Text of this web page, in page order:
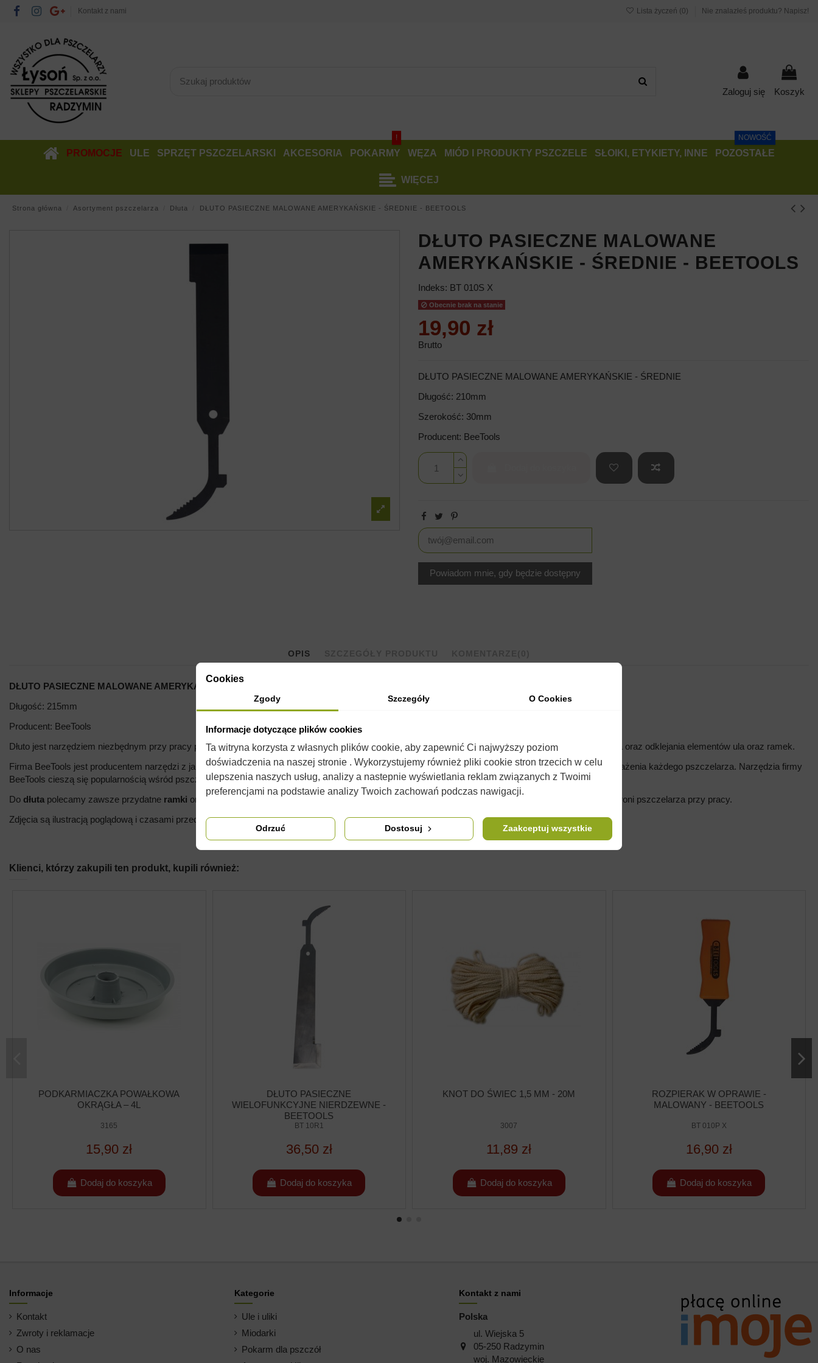
Kontakt z nami Lista życzeń (0) Nie znalazłeś produktu? Napisz!
Zaloguj się Koszyk
PROMOCJE ULE SPRZĘT PSZCZELARSKI AKCESORIA POKARMY
!
WĘZA MIÓD I PRODUKTY PSZCZELE SŁOIKI, ETYKIETY, INNE POZOSTAŁE
NOWOŚĆ
WIĘCEJ
Strona główna Asortyment pszczelarza Dłuta DŁUTO PASIECZNE MALOWANE AMERYKAŃSKIE - ŚREDNIE - BEETOOLS
DŁUTO PASIECZNE MALOWANE
AMERYKAŃSKIE - ŚREDNIE - BEETOOLS
Indeks: BT 010S X
Obecnie brak na stanie
19,90 zł
Brutto
DŁUTO PASIECZNE MALOWANE AMERYKAŃSKIE - ŚREDNIE
Długość: 210mm
Szerokość: 30mm
Producent: BeeTools
OPIS
DŁUTO PASIECZNE MALOWANE AMERYKAŃSKIE - ŚREDNIE
Długość: 215mm
Producent: BeeTools
Dłuto jest narzędziem niezbędnym przy pracy przy ulach, dzięki zaostrzonym końcom narzędzia jest bardzo pomocne. Dłuto jest używane do podważania oraz odklejania elementów ula oraz ramek.
Firma BeeTools jest producentem narzędzi z jakością premium. Produkuje narzędzia takie jak dłuta, zmiotki, podkurzacze, narzędzia niezbędne do wyposażenia każdego pszczelarza. Narzędzia firmy
BeeTools cieszą się popularnością wśród pszczelarzy ze względu na jakość i wytrzymałość produktów.
Do dłuta polecamy zawsze przydatne ramki oraz najwyższej jakości do ramek firmy "ŁYSOŃ". Przydatny może się okazać
który ochroni pszczelarza przy pracy.
Zdjęcia są ilustracją poglądową i czasami przedmioty mogą różnić się od wyglądu w rzeczywistości. Nie zmienia to jednak ich właściwości użytkowych.
Klienci, którzy zakupili ten produkt, kupili również:
PODKARMIACZKA POWAŁKOWA
OKRĄGŁA – 4L
3165
15,90 zł
Dodaj do koszyka
DŁUTO PASIECZNE
WIELOFUNKCYJNE NIERDZEWNE -
BEETOOLS
BT 10R1
36,50 zł
Dodaj do koszyka
KNOT DO ŚWIEC 1,5 MM - 20M
3007
11,89 zł
Dodaj do koszyka
ROZPIERAK W OPRAWIE -
MALOWANY - BEETOOLS
BT 010P X
16,90 zł
Dodaj do koszyka
Informacje
Kontakt
Zwroty i reklamacje
O nas
Kategorie
Ule i uliki
Miodarki
Pokarm dla pszczół
Kontakt z nami
Polska
ul. Wiejska 5
05-250 Radzymin
woj. Mazowieckie
Cookies
Zgody Szczegóły O Cookies
Informacje dotyczące plików cookies
Ta witryna korzysta z własnych plików cookie, aby zapewnić Ci najwyższy poziom
doświadczenia na naszej stronie . Wykorzystujemy również pliki cookie stron trzecich w celu
ulepszenia naszych usług, analizy a nastepnie wyświetlania reklam związanych z Twoimi
preferencjami na podstawie analizy Twoich zachowań podczas nawigacji.
Odrzuć Dostosuj Zaakceptuj wszystkie